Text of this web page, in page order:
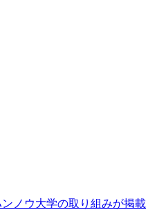
ノウ大学の取り組みが掲載